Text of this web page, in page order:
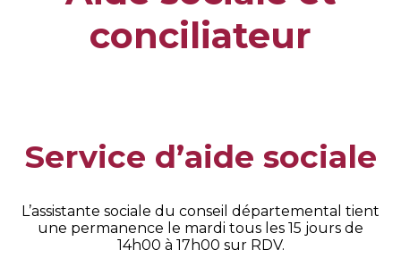
conciliateur
Service d’aide sociale
L’assistante sociale du conseil départemental tient
une permanence le mardi tous les 15 jours de
14h00 à 17h00 sur RDV.